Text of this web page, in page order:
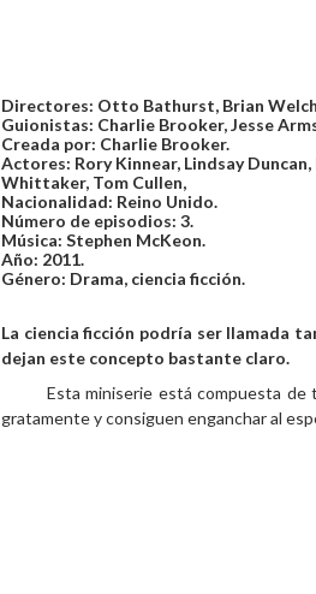
Directores: Otto Bathurst, Brian
Guionistas: Charlie Brooker, Jesse
Creada por: Charlie Brooker.
Actores: Rory Kinnear, Lindsay
Whittaker, Tom Cullen,
Nacionalidad: Reino Unido.
Número de episodios: 3.
Música: Stephen McKeon.
Año: 2011.
Género: Drama, ciencia ficción.
La ciencia ficción podría ser llamada
dejan este concepto bastante claro.
Esta miniserie está compuesta de
gratamente y consiguen enganchar al